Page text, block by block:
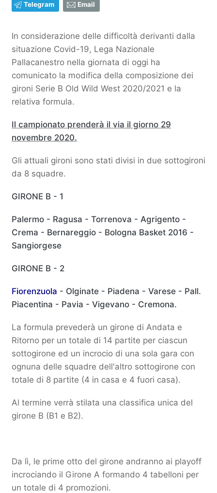
Telegram Email
In considerazione delle difficoltà derivanti dalla
situazione Covid-19, Lega Nazionale
Pallacanestro nella giornata di oggi ha
comunicato la modifica della composizione dei
gironi Serie B Old Wild West 2020/2021 e la
relativa formula.
Il campionato prenderà il via il giorno 29
novembre 2020.
Gli attuali gironi sono stati divisi in due sottogironi
da 8 squadre.
GIRONE B - 1
Palermo - Ragusa - Torrenova - Agrigento -
Crema - Bernareggio - Bologna Basket 2016 -
Sangiorgese
GIRONE B - 2
Fiorenzuola - Olginate - Piadena - Varese - Pall.
Piacentina - Pavia - Vigevano - Cremona.
La formula prevederà un girone di Andata e
Ritorno per un totale di 14 partite per ciascun
sottogirone ed un incrocio di una sola gara con
ognuna delle squadre dell'altro sottogirone con
totale di 8 partite (4 in casa e 4 fuori casa).
Al termine verrà stilata una classifica unica del
girone B (B1 e B2).
Da lì, le prime otto del girone andranno ai playoff
incrociando il Girone A formando 4 tabelloni per
un totale di 4 promozioni.